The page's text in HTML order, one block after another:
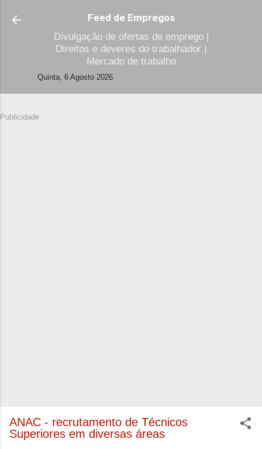
Avançar para o conteúdo principal
Feed de Empregos
Divulgação de ofertas de emprego |
Direitos e deveres do trabalhador |
Mercado de trabalho
Quinta, 6 Agosto 2026
Publicidade
ANAC - recrutamento de Técnicos
Superiores em diversas áreas